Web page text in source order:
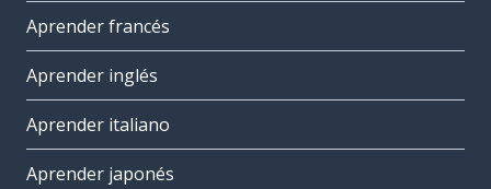
Aprender francés
Aprender inglés
Aprender italiano
Aprender japonés